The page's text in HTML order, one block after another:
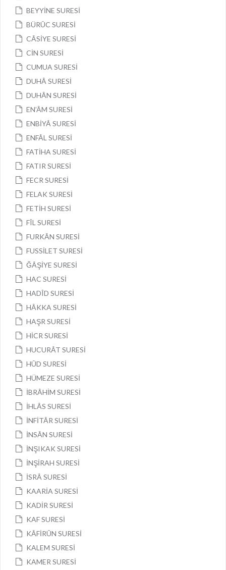
BEYYİNE SURESİ
BÜRÛC SURESİ
CÂSİYE SURESİ
CİN SURESİ
CUMUA SURESİ
DUHÂ SURESİ
DUHÂN SURESİ
EN’ÂM SURESİ
ENBİYÂ SURESİ
ENFÂL SURESİ
FATİHA SURESİ
FATIR SURESİ
FECR SURESİ
FELAK SURESİ
FETİH SURESİ
FÎL SURESİ
FURKÂN SURESİ
FUSSİLET SURESİ
ĞÂŞİYE SURESİ
HAC SURESİ
HADÎD SURESİ
HÂKKA SURESİ
HAŞR SURESİ
HİCR SURESİ
HUCURÂT SURESİ
HÛD SURESİ
HÜMEZE SURESİ
İBRÂHİM SURESİ
İHLÂS SURESİ
İNFİTÂR SURESİ
İNSÂN SURESİ
İNŞIKAK SURESİ
İNŞİRAH SURESİ
İSRÂ SURESİ
KAARİA SURESİ
KADİR SURESİ
KAF SURESİ
KÂFİRÛN SURESİ
KALEM SURESİ
KAMER SURESİ